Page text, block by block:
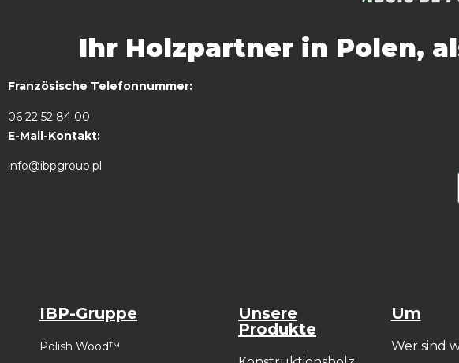
Ihr Holzpartner in Polen,
Französische Telefonnummer:
06 22 52 84 00
E-Mail-Kontakt:
info@ibpgroup.pl
IBP-Gruppe
Polish Wood™
Unsere
Produkte
Um
Wer sind